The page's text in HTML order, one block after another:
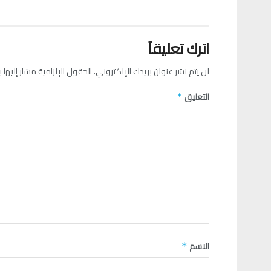
اترك تعليقاً
لن يتم نشر عنوان بريدك الإلكتروني.الحقول الإلزامية مشار إليها
التعليق *
الاسم *